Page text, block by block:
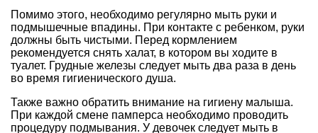
Помимо этого, необходимо регулярно мыть руки и
подмышечные впадины. При контакте с ребенком, руки
должны быть чистыми. Перед кормлением
рекомендуется снять халат, в котором вы ходите в
туалет. Грудные железы следует мыть два раза в день
во время гигиенического душа.
Также важно обратить внимание на гигиену малыша.
При каждой смене памперса необходимо проводить
процедуру подмывания. У девочек следует мыть в